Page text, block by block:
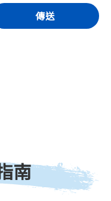
傳送
南